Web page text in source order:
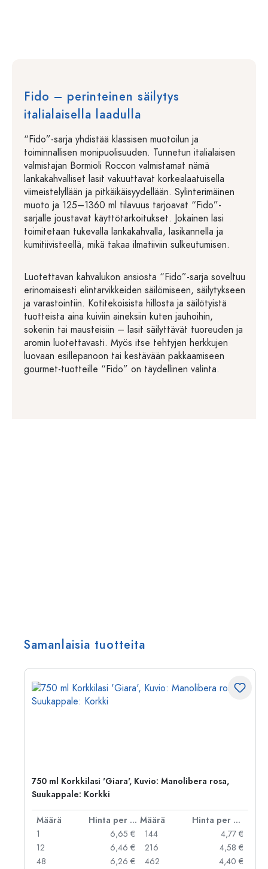
Fido – perinteinen säilytys
italialaisella laadulla
“Fido”-sarja yhdistää klassisen muotoilun ja
toiminnallisen monipuolisuuden. Tunnetun italialaisen
valmistajan Bormioli Roccon valmistamat nämä
lankakahvalliset lasit vakuuttavat korkealaatuisella
viimeistelyllään ja pitkäikäisyydellään. Sylinterimäinen
muoto ja 125–1360 ml tilavuus tarjoavat “Fido”-
sarjalle joustavat käyttötarkoitukset. Jokainen lasi
toimitetaan tukevalla lankakahvalla, lasikannella ja
kumitiivisteellä, mikä takaa ilmatiiviin sulkeutumisen.
Luotettavan kahvalukon ansiosta “Fido”-sarja soveltuu
erinomaisesti elintarvikkeiden säilömiseen, säilytykseen
ja varastointiin. Kotitekoisista hillosta ja säilötyistä
tuotteista aina kuiviin aineksiin kuten jauhoihin,
sokeriin tai mausteisiin – lasit säilyttävät tuoreuden ja
aromin luotettavasti. Myös itse tehtyjen herkkujen
luovaan esillepanoon tai kestävään pakkaamiseen
gourmet-tuotteille “Fido” on täydellinen valinta.
Samanlaisia tuotteita
750 ml Korkkilasi 'Giara', Kuvio: Manolibera rosa,
Suukappale: Korkki
Määrä Hinta per kpl Määrä
Hinta per kpl
1
6,65 €
12
6,46 €
48
6,26 €
144
4,77 €
216
4,58 €
462
4,40 €